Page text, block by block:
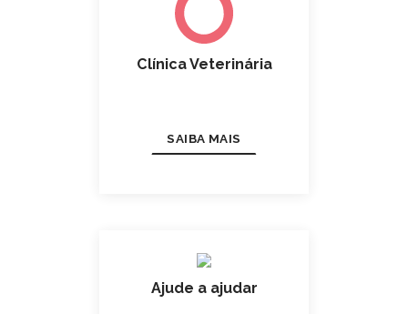
Clínica Veterinária
SAIBA MAIS
Ajude a ajudar